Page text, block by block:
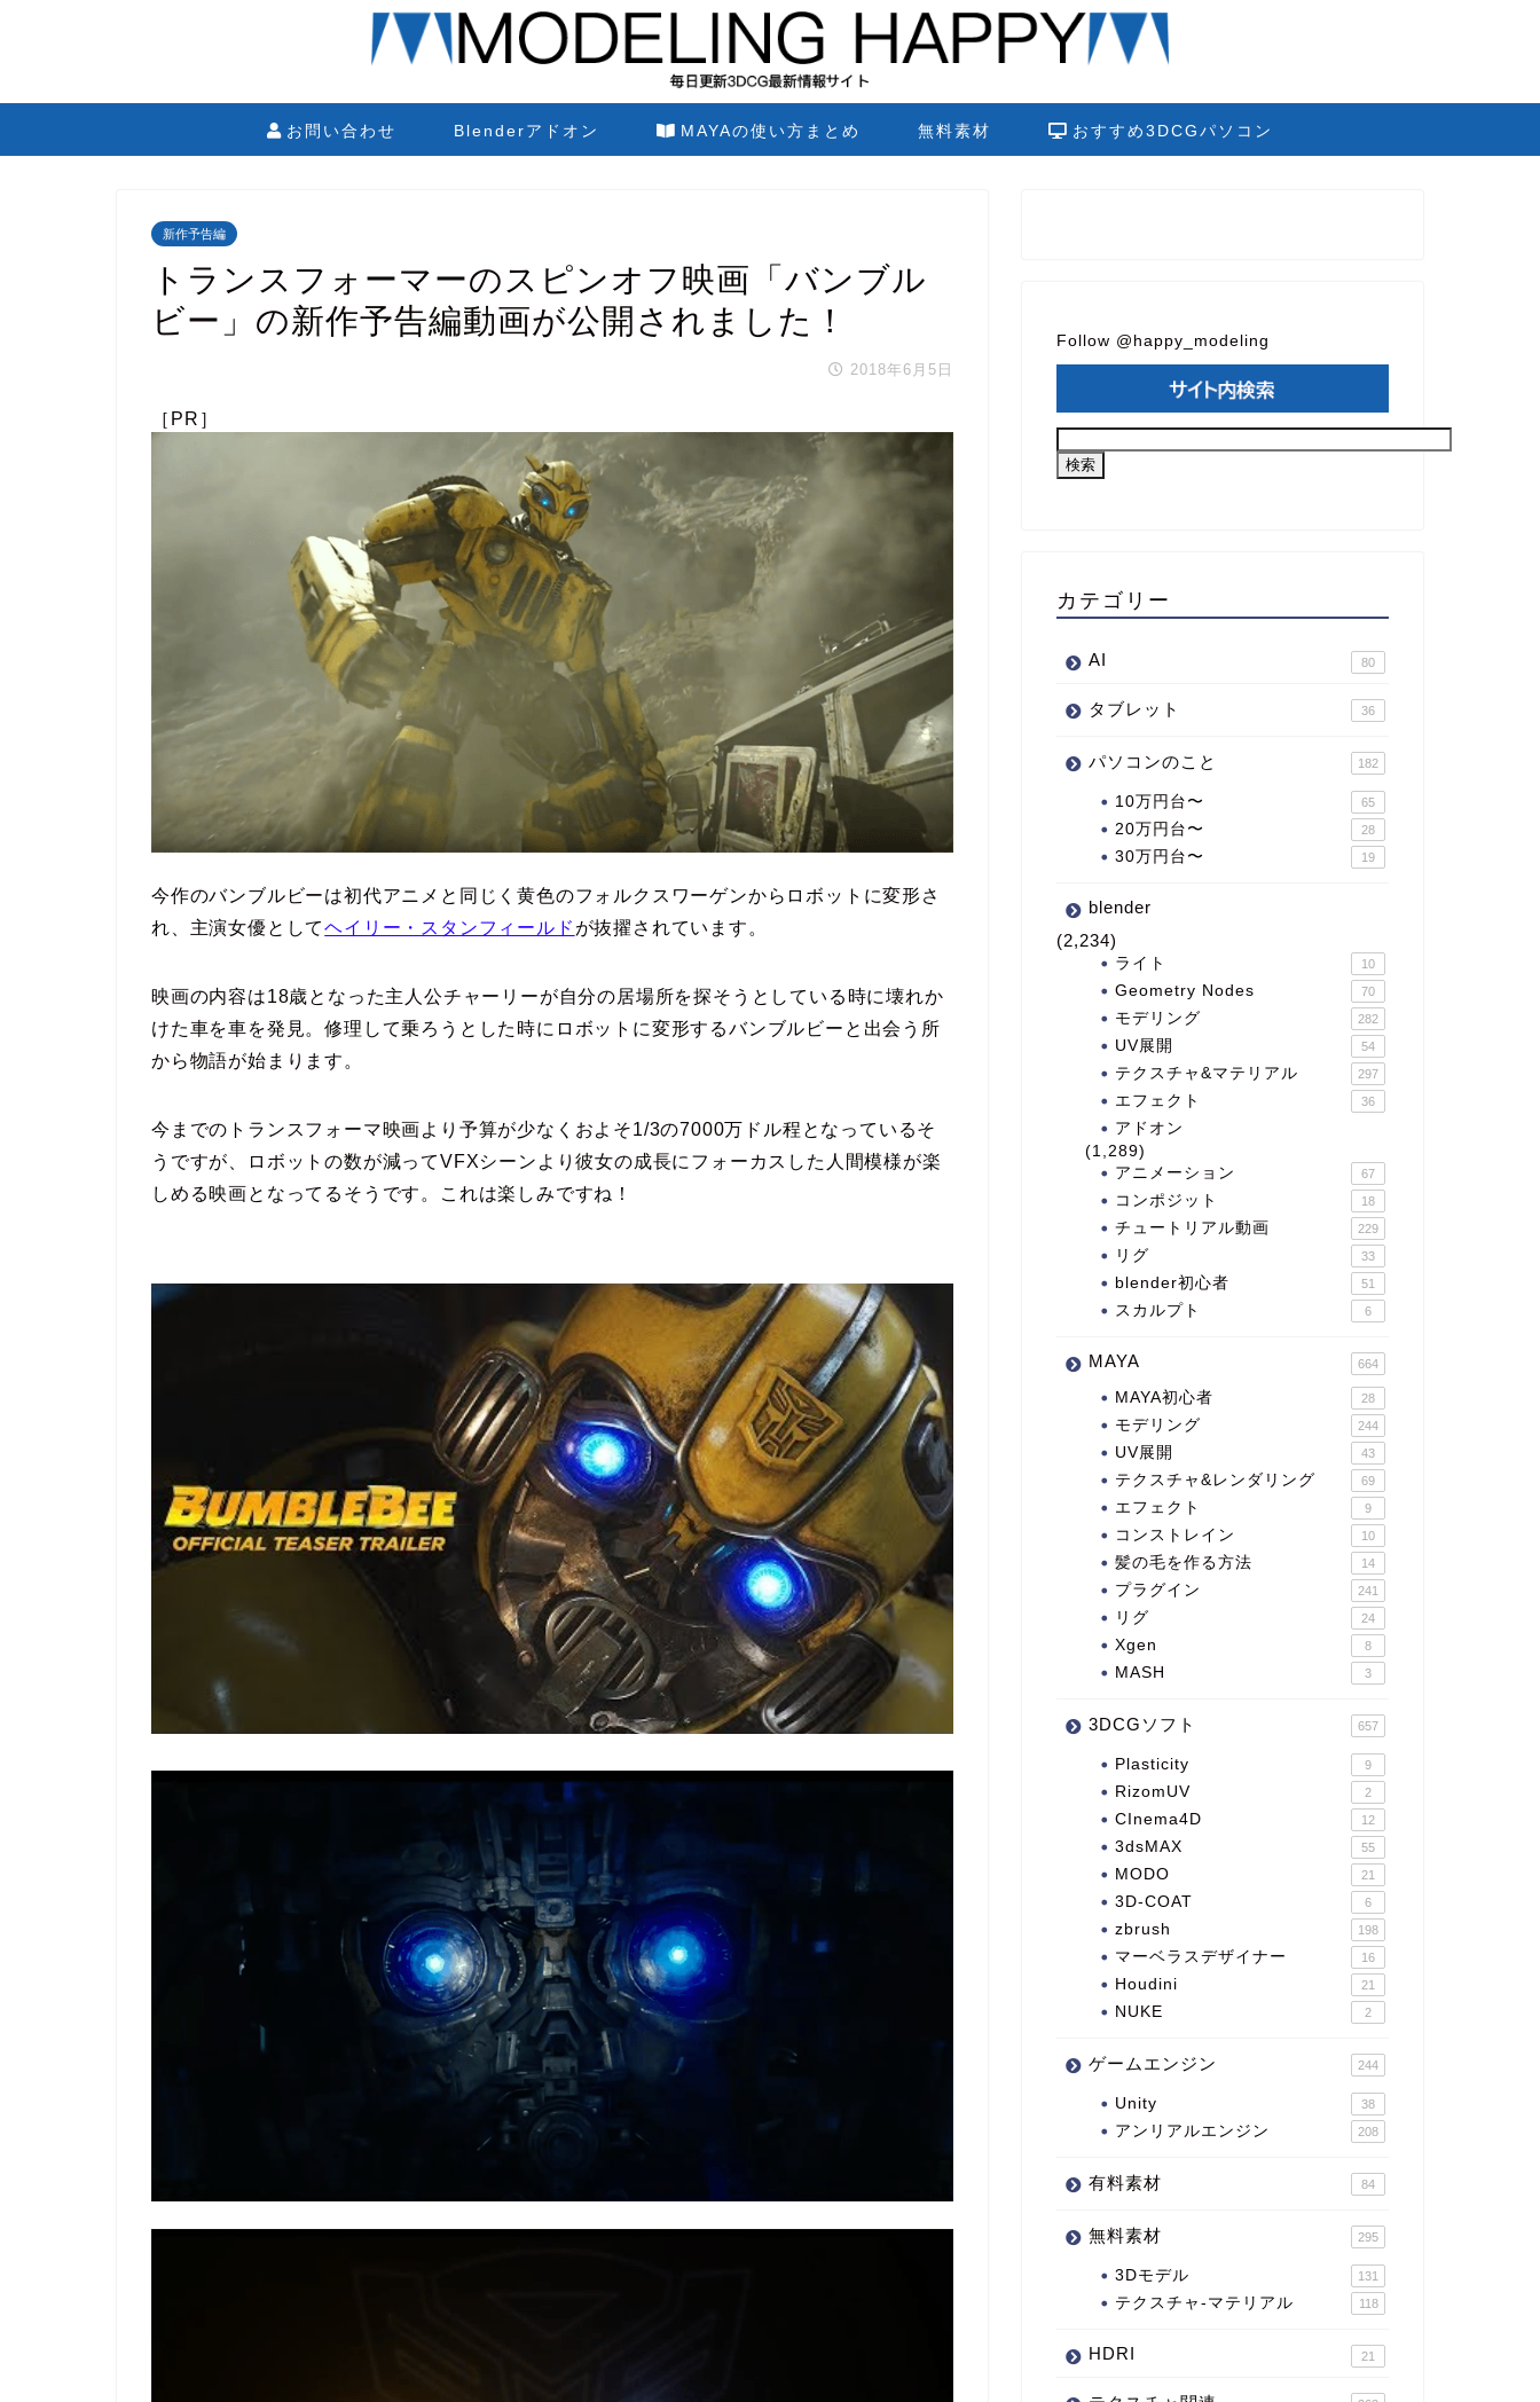
お問い合わせ Blenderアドオン MAYAの使い方まとめ 無料素材 おすすめ3DCGパソコン
新作予告編
トランスフォーマーのスピンオフ映画「バンブル
ビー」の新作予告編動画が公開されました！
2018年6月5日
［PR］
今作のバンブルビーは初代アニメと同じく黄色のフォルクスワーゲンからロボットに変形さ
れ、主演女優としてヘイリー・スタンフィールド が抜擢されています。
映画の内容は18歳となった主人公チャーリーが自分の居場所を探そうとしている時に壊れか
けた車を車を発見。修理して乗ろうとした時にロボットに変形するバンブルビーと出会う所
から物語が始まります。
今までのトランスフォーマ映画より予算が少なくおよそ1/3の7000万ドル程となっているそ
うですが、ロボットの数が減ってVFXシーンより彼女の成長にフォーカスした人間模様が楽
しめる映画となってるそうです。これは楽しみですね！
Follow @happy_modeling
カテゴリー
AI 80
タブレット 36
パソコンのこと 182
10万円台〜 65
20万円台〜 28
30万円台〜 19
blender
(2,234)
ライト 10
Geometry Nodes 70
モデリング 282
UV展開 54
テクスチャ&マテリアル 297
エフェクト 36
アドオン
(1,289)
アニメーション
67
コンポジット 18
チュートリアル動画 229
リグ 33
blender初心者 51
スカルプト 6
MAYA 664
MAYA初心者 28
モデリング 244
UV展開 43
テクスチャ&レンダリング 69
エフェクト 9
コンストレイン 10
髪の毛を作る方法 14
プラグイン 241
リグ 24
Xgen 8
MASH 3
3DCGソフト 657
Plasticity 9
RizomUV 2
CInema4D 12
3dsMAX 55
MODO 21
3D-COAT 6
zbrush 198
マーベラスデザイナー 16
Houdini 21
NUKE 2
ゲームエンジン 244
Unity 38
アンリアルエンジン 208
有料素材 84
無料素材 295
3Dモデル 131
テクスチャ-マテリアル 118
HDRI 21